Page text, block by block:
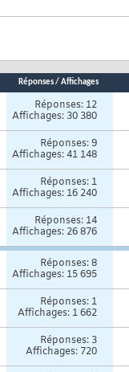
Réponses/ Affichages
Réponses: 12
Affichages: 30 380
Réponses:9
Affichages: 41 148
Réponses: 1
Affichages: 16 240
Réponses: 14
Affichages: 26 876
Réponses:8
Affichages: 15 695
Réponses: 1
Affichages: 1 662
Réponses: 3
Affichages: 720